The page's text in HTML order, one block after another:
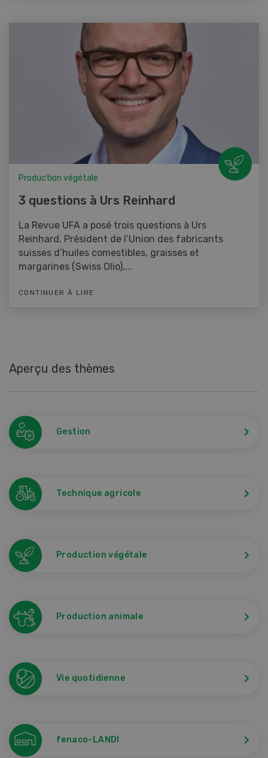
Production végétale
3 questions à Urs Reinhard
La Revue UFA a posé trois questions à Urs
Reinhard, Président de l’Union des fabricants
suisses d’huiles comestibles, graisses et
margarines (Swiss Olio),...
CONTINUER À LIRE
Aperçu des thèmes
Gestion
Technique agricole
Production végétale
Production animale
Vie quotidienne
fenaco-LANDI